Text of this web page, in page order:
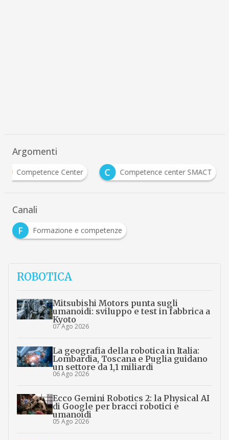
Argomenti
C
Competence center SMACT D Digital
Canali
F
Formazione e competenze
ROBOTICA
Mitsubishi Motors punta sugli
umanoidi: sviluppo e test in fabbrica a
Kyoto
07 Ago 2026
La geografia della robotica in Italia:
Lombardia, Toscana e Puglia guidano
un settore da 1,1 miliardi
06 Ago 2026
Ecco Gemini Robotics 2: la Physical AI
di Google per bracci robotici e
umanoidi
05 Ago 2026